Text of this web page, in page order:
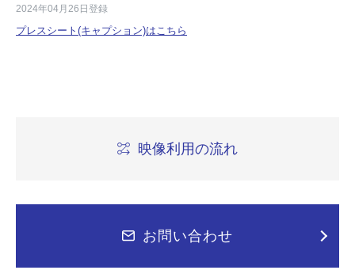
2024年04月26日登録
プレスシート(キャプション)はこちら
映像利用の流れ
お問い合わせ